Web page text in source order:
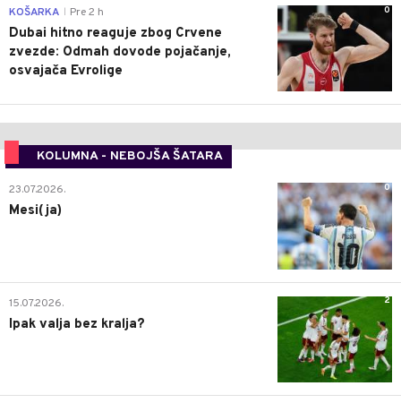
0
KOŠARKA Pre 2 h
Dubai hitno reaguje zbog Crvene
zvezde: Odmah dovode pojačanje,
osvajača Evrolige
KOLUMNA - NEBOJŠA ŠATARA
0
23.07.2026.
Mesi(ja)
2
15.07.2026.
Ipak valja bez kralja?